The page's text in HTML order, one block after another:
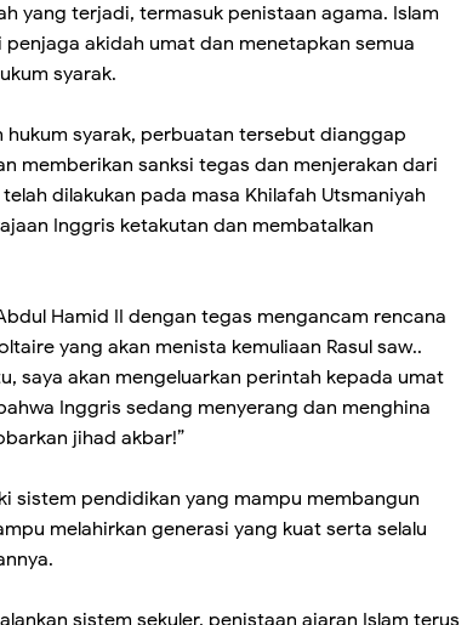
yang terjadi, termasuk penistaan agama. Islam
akidah umat dan menetapkan semua
syarak.
syarak, perbuatan tersebut dianggap
memberikan sanksi tegas dan menjerakan dari
dilakukan pada masa Khilafah Utsmaniyah
Inggris ketakutan dan membatalkan
Hamid II dengan tegas mengancam rencana
yang akan menista kemuliaan Rasul saw..
saya akan mengeluarkan perintah kepada umat
Inggris sedang menyerang dan menghina
jihad akbar!”
sistem pendidikan yang mampu membangun
melahirkan generasi yang kuat serta selalu